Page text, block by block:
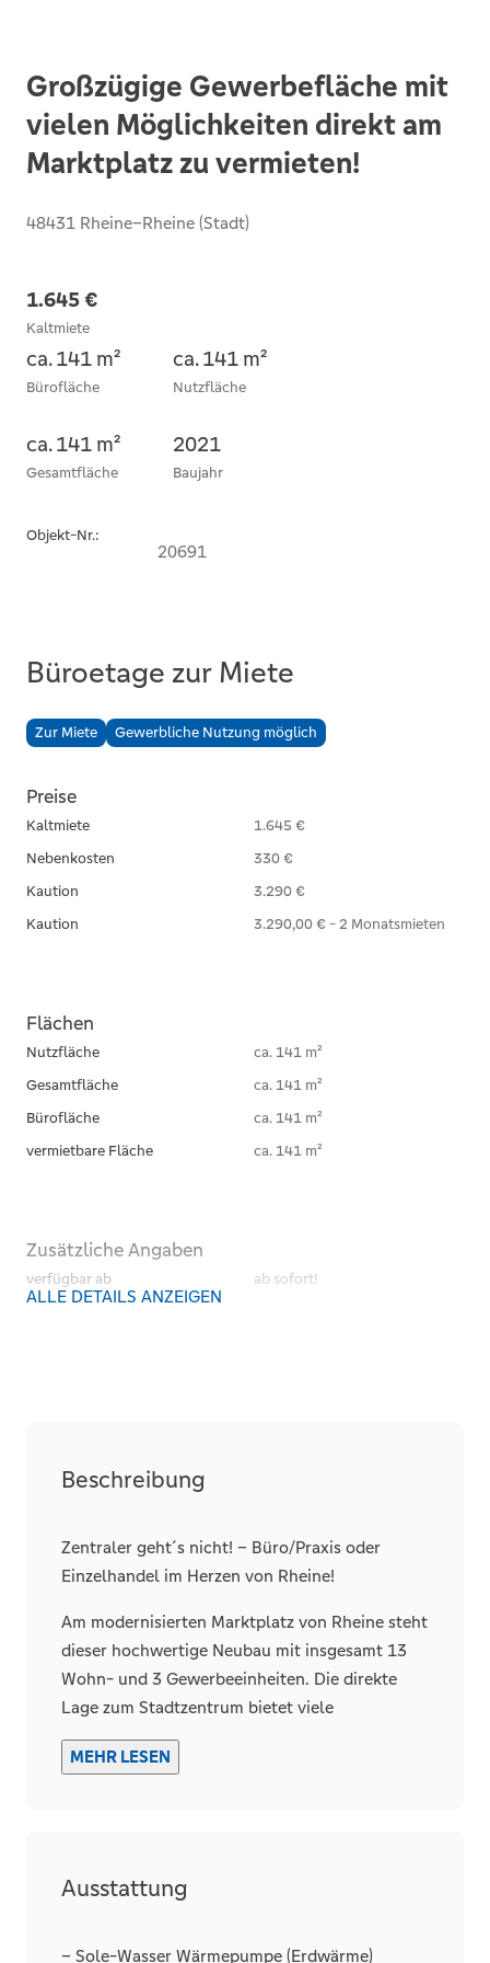
Großzügige Gewerbefläche mit
vielen Möglichkeiten direkt am
Marktplatz zu vermieten!
48431 Rheine–Rheine (Stadt)
1.645 €
Kaltmiete
ca. 141 m²
Bürofläche
ca. 141 m²
Nutzfläche
ca. 141 m²
Gesamtfläche
2021
Baujahr
Objekt-Nr.:
20691
Büroetage zur Miete
Zur Miete Gewerbliche Nutzung möglich
Preise
Kaltmiete
1.645 €
Nebenkosten
330 €
Kaution
3.290 €
Kaution
3.290,00 € - 2 Monatsmieten
Flächen
Nutzfläche
ca. 141 m²
Gesamtfläche
ca. 141 m²
Bürofläche
ca. 141 m²
vermietbare Fläche
ca. 141 m²
Zusätzliche Angaben
verfügbar ab ab sofort!
Sonstiges
Gewerbliche Nutzung möglich
ALLE DETAILS ANZEIGEN
Beschreibung
Zentraler geht´s nicht! – Büro/Praxis oder
Einzelhandel im Herzen von Rheine!
Am modernisierten Marktplatz von Rheine steht
dieser hochwertige Neubau mit insgesamt 13
Wohn- und 3 Gewerbeeinheiten. Die direkte
Lage zum Stadtzentrum bietet viele
Möglichkeiten für die zukünftige Nutzung.
Exklusiv dürfen wir Ihnen diese ca.141 m²
übergeben, sodass Sie Ihre eigenen Ideen und
MEHR LESEN
Ausstattung
– Sole-Wasser Wärmepumpe (Erdwärme)